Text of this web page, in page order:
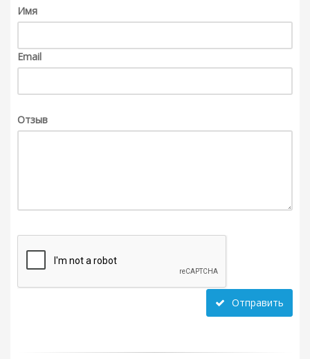
Имя
Email
Отзыв
Отправить